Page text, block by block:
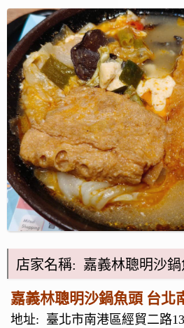
店家名稱: 嘉義林聰明沙
嘉義林聰明沙鍋魚頭 台北
地址: 臺北市南港區經貿二路